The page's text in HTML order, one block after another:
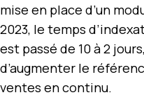
mise en place d’un
2023, le temps
est passé de 10 à 2
d’augmenter le
ventes en continu.